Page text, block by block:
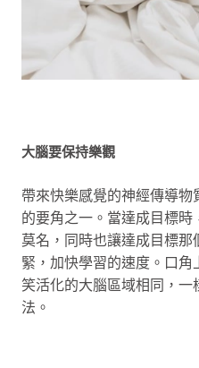
大腦要保持樂觀
帶來快樂感覺的神經傳導
的要角之一。當達成目標
莫名，同時也讓達成目標
緊，加快學習的速度。口
笑活化的大腦區域相同，
法。